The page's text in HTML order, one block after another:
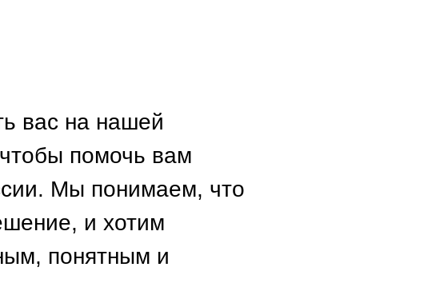
вас на нашей
помочь вам
Мы понимаем, что
и хотим
понятным и